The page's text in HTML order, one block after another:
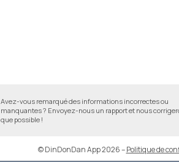
Avez-vous remarqué des informations incorrectes ou
manquantes ? Envoyez-nous un rapport et nous
que possible !
© DinDonDan App 2026– Politique de